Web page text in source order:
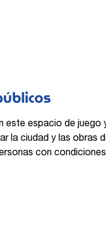
este espacio de
la ciudad y las obras
con